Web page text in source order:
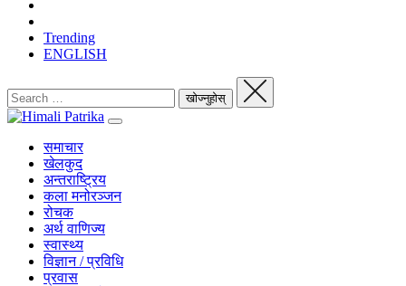
Trending
ENGLISH
समाचार
खेलकुद
अन्तराष्ट्रिय
कला मनोरञ्जन
रोचक
अर्थ वाणिज्य
स्वास्थ्य
विज्ञान / प्रविधि
प्रवास